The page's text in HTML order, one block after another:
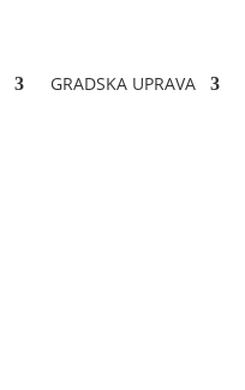
GRADSKA UPRAVA